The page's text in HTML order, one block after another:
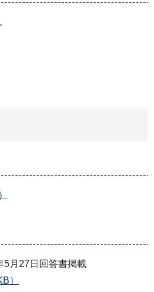
月27日回答書掲載
）